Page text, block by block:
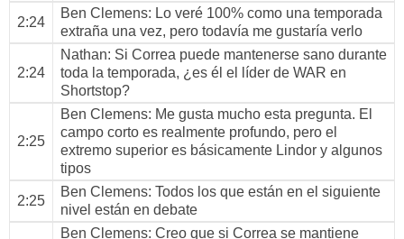
2:24
Ben Clemens: Lo veré 100% como una temporada
extraña una vez, pero todavía me gustaría verlo
2:24
Nathan: Si Correa puede mantenerse sano durante
toda la temporada, ¿es él el líder de WAR en
Shortstop?
2:25
Ben Clemens: Me gusta mucho esta pregunta. El
campo corto es realmente profundo, pero el
extremo superior es básicamente Lindor y algunos
tipos
2:25
Ben Clemens: Todos los que están en el siguiente
nivel están en debate
Ben Clemens: Creo que si Correa se mantiene